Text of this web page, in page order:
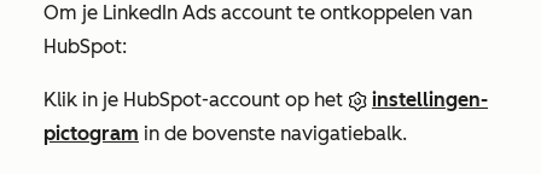
Om je LinkedIn Ads account te ontkoppelen van
HubSpot:
Klik in je HubSpot-account op het
instellingen-
pictogram in de bovenste navigatiebalk.